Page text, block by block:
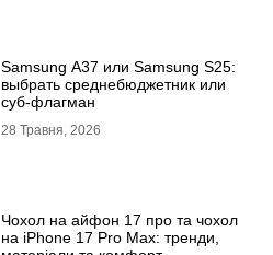
Samsung A37 или Samsung S25:
выбрать среднебюджетник или
суб-флагман
28 Травня, 2026
Чохол на айфон 17 про та чохол
на iPhone 17 Pro Max: тренди,